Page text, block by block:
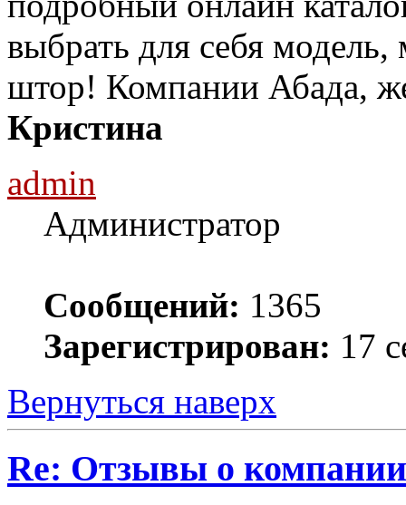
выбрать для себя
штор! Компании Абада,
Кристина
admin
Администратор
Сообщений: 1365
Зарегистрирован: 17
Вернуться наверх
Re: Отзывы о компании